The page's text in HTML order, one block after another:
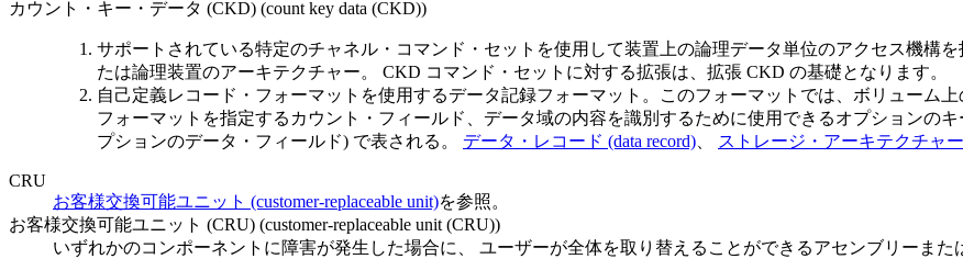
カウント・キー・データ (CKD) (count key data (CKD))
サポートされている特定のチャネル・コマンド・セットを使用して装置上の論理データ単位のアクセス機構
たは論理装置のアーキテクチャー。 CKD コマンド・セットに対する拡張は、拡張 CKD の基礎となります。
自己定義レコード・フォーマットを使用するデータ記録フォーマット。このフォーマットでは、ボリューム
フォーマットを指定するカウント・フィールド、データ域の内容を識別するために使用できるオプションの
プションのデータ・フィールド) で表される。 データ・レコード (data record) ストレージ・アーキテクチャー
CRU
お客様交換可能ユニット (customer-replaceable unit)を参照。
お客様交換可能ユニット (CRU) (customer-replaceable unit (CRU))
いずれかのコンポーネントに障害が発生した場合に、 ユーザーが全体を取り替えることができるアセンブリーまた